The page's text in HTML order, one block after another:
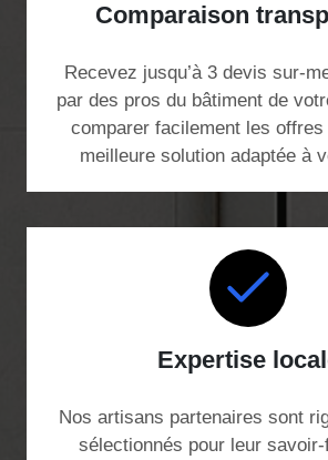
Comparaison
Recevez jusqu’à 3 devis sur-
par des pros du bâtiment de
comparer facilement les
meilleure solution adaptée à
Expertise
Nos artisans partenaires sont
sélectionnés pour leur